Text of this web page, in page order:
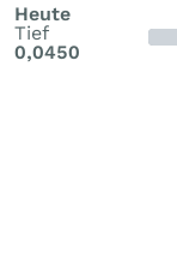
Heute
Tief
0,0450